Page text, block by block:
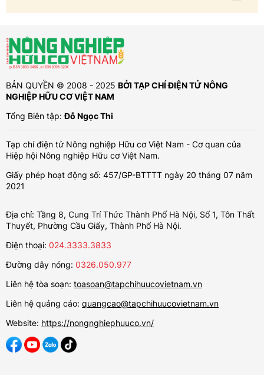
BẢN QUYỀN © 2008 - 2025 BỞI TẠP CHÍ ĐIỆN TỬ NÔNG
NGHIỆP HỮU CƠ VIỆT NAM
Tổng Biên tập:Đỗ Ngọc Thi
Tạp chí điện tử Nông nghiệp Hữu cơ Việt Nam - Cơ quan của
Hiệp hội Nông nghiệp Hữu cơ Việt Nam.
Giấy phép hoạt động số: 457/GP-BTTTT ngày 20 tháng 07 năm
2021
Địa chỉ: Tầng 8, Cung Trí Thức Thành Phố Hà Nội, Số 1, Tôn Thất
Thuyết, Phường Cầu Giấy, Thành Phố Hà Nội.
Điện thoại: 024.3333.3833
Đường dây nóng: 0326.050.977
Liên hệ tòa soạn: toasoan@tapchihuucovietnam.vn
Liên hệ quảng cáo: quangcao@tapchihuucovietnam.vn
Website: https://nongnghiephuuco.vn/